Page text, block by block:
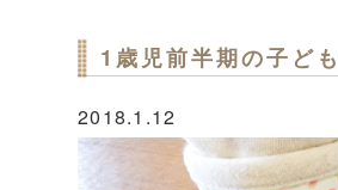
1歳児前半期の子ど
2018.1.12